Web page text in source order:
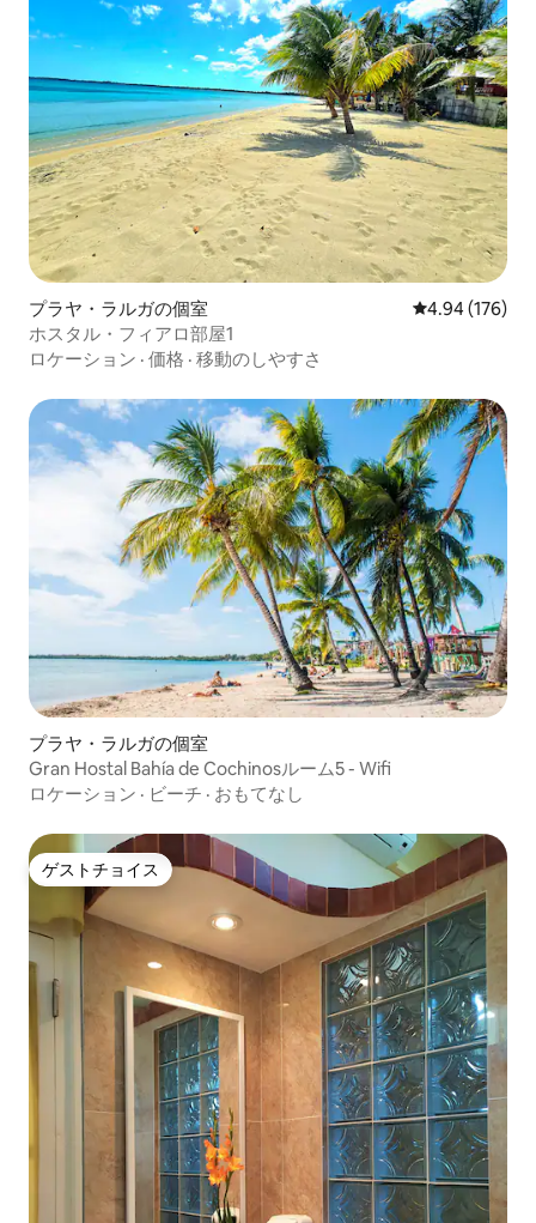
プラヤ・ラルガの個室 レビュー176
4.94 (176)
ホスタル・フィアロ部屋1
ロケーション · 価格 · 移動のしやすさ
プラヤ・ラルガの個室
Gran Hostal Bahía de Cochinosルーム5 - Wifi
ロケーション · ビーチ · おもてなし
ゲストチョイス
ゲストチョイス